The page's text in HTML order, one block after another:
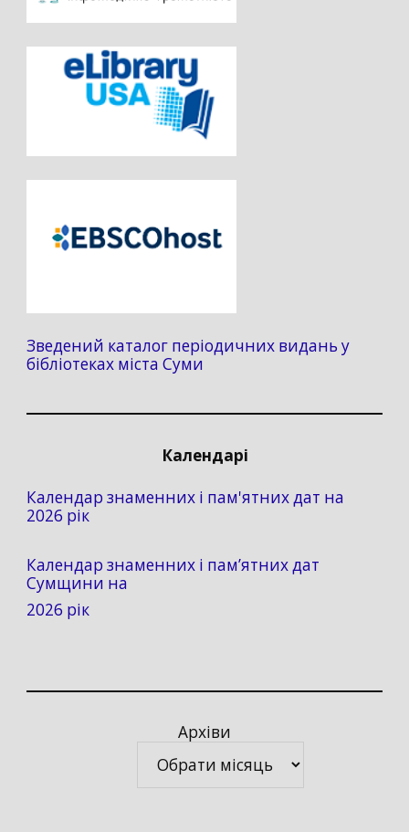
Зведений каталог періодичних видань у
бібліотеках міста Суми
Календарі
Календар знаменних і пам'ятних дат на
2026 рік
Календар знаменних і пам’ятних дат
Сумщини на
2026 рік
Архіви